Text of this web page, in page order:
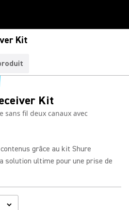
Kit
Kit
sans fil deux canaux avec
grâce au kit Shure
solution ultime pour une prise de